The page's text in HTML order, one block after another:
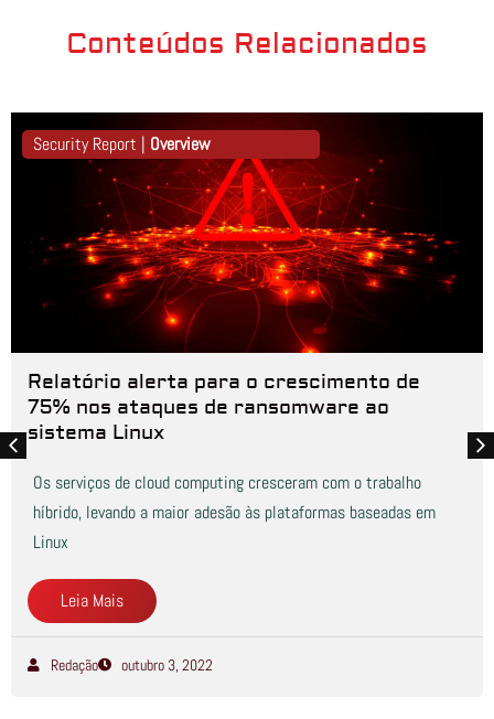
Conteúdos Relacionados
Security Report | Overview
Relatório alerta para o crescimento de
75% nos ataques de ransomware ao
sistema Linux
Os serviços de cloud computing cresceram com o trabalho
híbrido, levando a maior adesão às plataformas baseadas em
Linux
Leia Mais
Redação outubro 3, 2022